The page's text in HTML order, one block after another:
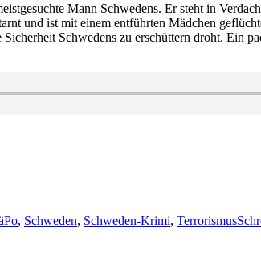
Mann Schwedens. Er steht in
und ist mit einem entführten Mädchen
Schwedens zu erschüttern droht. Ein
, Schweden, Schweden-Krimi, Terrorismus